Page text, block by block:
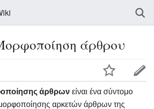
άρθρου
άρθρων είναι ένα σύντομο
αρκετών άρθρων της